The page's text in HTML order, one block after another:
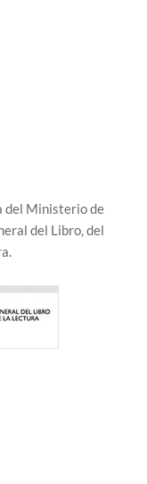
del Ministerio de
del Libro, del